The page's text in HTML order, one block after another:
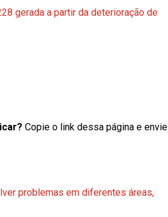
gerada a partir da deterioração de
Copie o link dessa página e envie
problemas em diferentes áreas,